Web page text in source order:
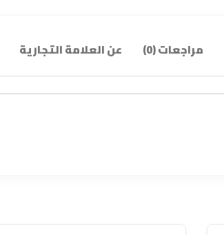
مراجعات (0) عن العلامة التجارية